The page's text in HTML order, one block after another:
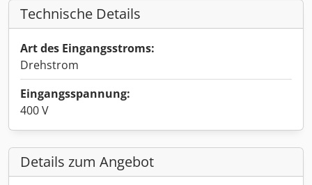
Technische Details
Art des Eingangsstroms:
Drehstrom
Eingangsspannung:
400 V
Details zum Angebot